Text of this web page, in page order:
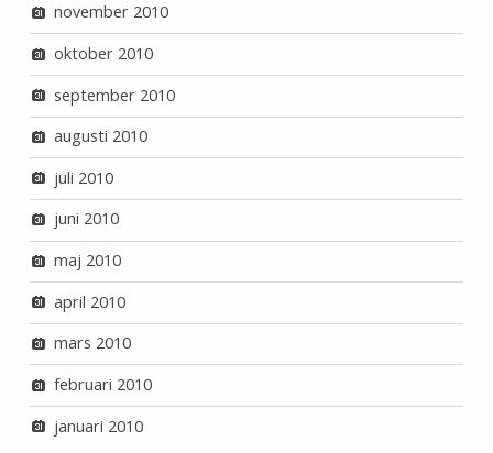
november 2010
oktober 2010
september 2010
augusti 2010
juli 2010
juni 2010
maj 2010
april 2010
mars 2010
februari 2010
januari 2010